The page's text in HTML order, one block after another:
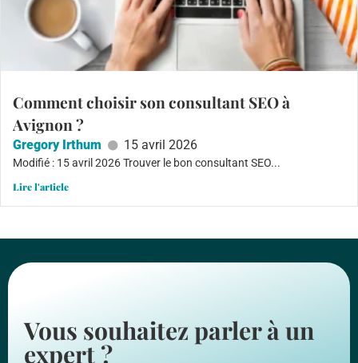
Comment choisir son consultant SEO à
Avignon ?
Gregory Irthum 15 avril 2026
Modifié : 15 avril 2026 Trouver le bon consultant SEO...
Lire l'article
Vous souhaitez parler à un
expert ?